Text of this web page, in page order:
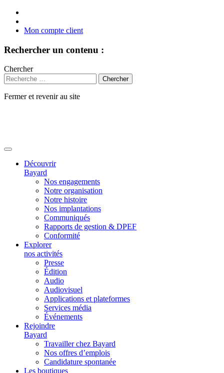
Mon compte client
Rechercher un contenu :
Chercher
Fermer et revenir au site
Découvrir
Bayard
Nos engagements
Notre organisation
Notre histoire
Nos implantations
Communiqués
Rapports de gestion & DPEF
Conformité
Explorer
nos activités
Presse
Édition
Audio
Audiovisuel
Applications et plateformes
Services média
Événements
Rejoindre
Bayard
Travailler chez Bayard
Nos offres d’emplois
Candidature spontanée
Les boutiques